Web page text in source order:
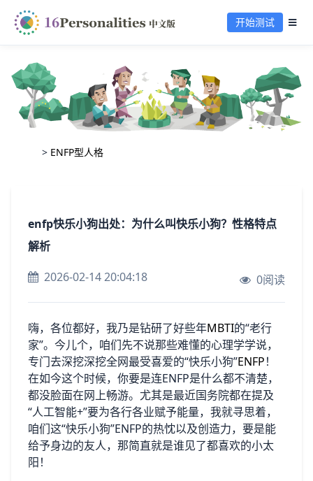
开始测试
> ENFP型人格
enfp快乐小狗出处：为什么叫快乐小狗？性格特点
解析
2026-02-14 20:04:18
0阅读
嗨，各位都好，我乃是钻研了好些年MBTI的“老行
家”。今儿个，咱们先不说那些难懂的心理学学说，
专门去深挖深挖全网最受喜爱的“快乐小狗”ENFP！
在如今这个时候，你要是连ENFP是什么都不清楚，
都没脸面在网上畅游。尤其是最近国务院都在提及
“人工智能+”要为各行各业赋予能量，我就寻思着，
咱们这“快乐小狗”ENFP的热忱以及创造力，要是能
给予身边的友人，那简直就是谁见了都喜欢的小太
阳！